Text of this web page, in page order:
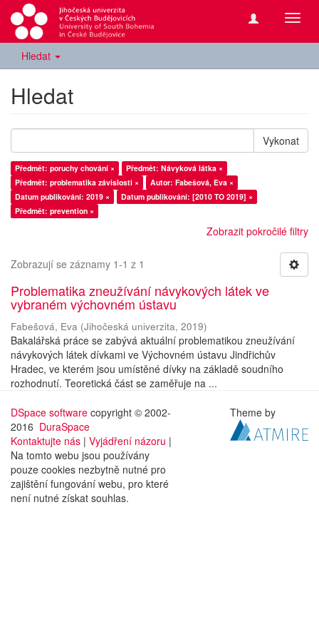
Hledat
Hledat
Vykonat
Předmět: poruchy chování ×
Předmět: Návyková látka ×
Předmět: problematika závislosti ×
Autor: Fabešová, Eva ×
Datum publikování: 2019 ×
Datum publikování: [2010 TO 2019] ×
Předmět: prevention ×
Zobrazit pokročilé filtry
Zobrazují se záznamy 1-1 z 1
Problematika zneužívání návykových látek ve
vybraném výchovném ústavu
Fabešová, Eva (Jihočeská univerzita, 2019)
Bakalářská práce se zabývá aktuální problematikou zneužívání
návykových látek dívkami ve Výchovném ústavu Jindřichův
Hradec, ve kterém jsou umístěné dívky na základě soudního
rozhodnutí. Teoretická část se zaměřuje na ...
DSpace software copyright © 2002-
2016 DuraSpace
Kontaktujte nás | Vyjádření názoru |
Na tomto webu jsou používány
pouze cookies nezbytně nutné pro
zajištění fungování webu, pro které
není nutné získat souhlas.
Theme by